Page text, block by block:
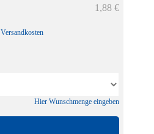
1,88 €
Versandkosten
Hier Wunschmenge eingeben